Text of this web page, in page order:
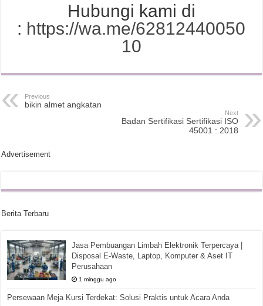
Hubungi kami di
: https://wa.me/62812440050
10
Previous
bikin almet angkatan
Next
Badan Sertifikasi Sertifikasi ISO
45001 : 2018
Advertisement
Berita Terbaru
Jasa Pembuangan Limbah Elektronik Terpercaya |
Disposal E-Waste, Laptop, Komputer & Aset IT
Perusahaan
1 minggu ago
Persewaan Meja Kursi Terdekat: Solusi Praktis untuk Acara Anda